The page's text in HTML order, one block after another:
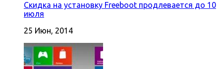
Скидка на установку Freeboot продлевается до 10
июля
25 Июн, 2014